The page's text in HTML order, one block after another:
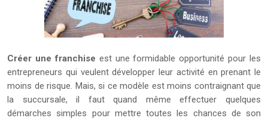
Créer une franchise est une formidable opportunité pour les
entrepreneurs qui veulent développer leur activité en prenant le
moins de risque. Mais, si ce modèle est moins contraignant que
la succursale, il faut quand même effectuer quelques
démarches simples pour mettre toutes les chances de son